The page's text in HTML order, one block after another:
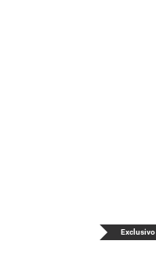
Exclusivo